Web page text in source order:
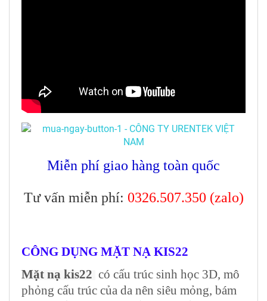
Miễn phí giao hàng toàn quốc
Tư vấn miễn phí: 0326.507.350 (zalo)
CÔNG DỤNG MẶT NẠ KIS22
Mặt nạ kis22 có cấu trúc sinh học 3D, mô
phỏng cấu trúc của da nên siêu mỏng, bám